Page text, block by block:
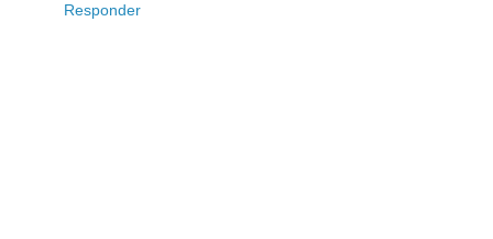
Responder